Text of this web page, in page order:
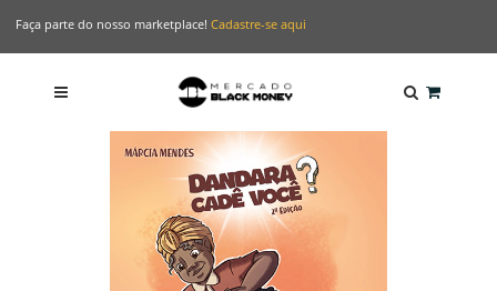
Faça parte do nosso marketplace! Cadastre-se aqui